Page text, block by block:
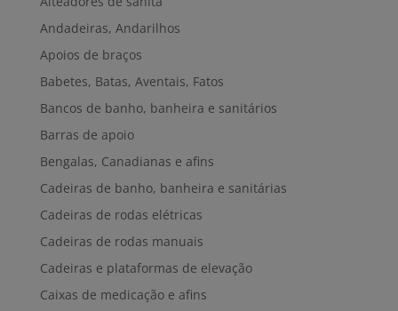
Andadeiras, Andarilhos
Apoios de braços
Babetes, Batas, Aventais, Fatos
Bancos de banho, banheira e sanitários
Barras de apoio
Bengalas, Canadianas e afins
Cadeiras de banho, banheira e sanitárias
Cadeiras de rodas elétricas
Cadeiras de rodas manuais
Cadeiras e plataformas de elevação
Caixas de medicação e afins